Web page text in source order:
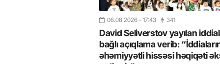
06.08.2026 - 17:43 341
David Seliverstov yayılan
bağlı açıqlama verib:
əhəmiyyətli hissəsi həqiqəti